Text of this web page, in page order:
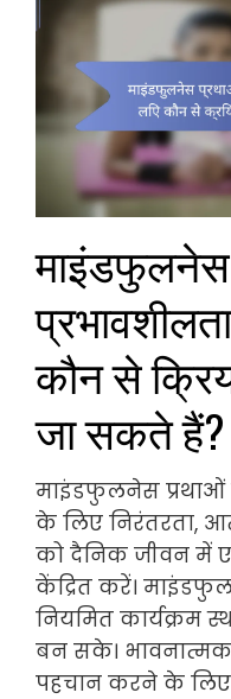
कौन से
जा सकते हैं?
माइंडफुलनेस प्रथाओं
के लिए निरंतरता,
को दैनिक जीवन में
केंद्रित करें।
नियमित कार्यक्रम
बन सके। भावनात्मक
पहचान करने के लिए